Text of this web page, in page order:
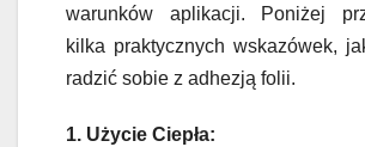
warunków aplikacji. Poniżej
kilka praktycznych wskazówek,
radzić sobie z adhezją folii.
1. Użycie Ciepła: